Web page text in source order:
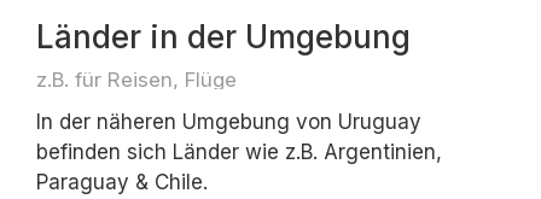
Länder in der Umgebung
z.B. für Reisen, Flüge
In der näheren Umgebung von Uruguay
befinden sich Länder wie z.B. Argentinien,
Paraguay & Chile.